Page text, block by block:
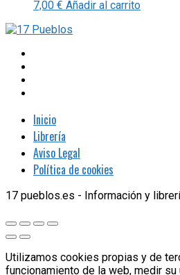
7,00 € Añadir al carrito
Inicio
Librería
Aviso Legal
Política de cookies
17 pueblos.es - Información y
Utilizamos cookies propias y de
funcionamiento de la web, medir